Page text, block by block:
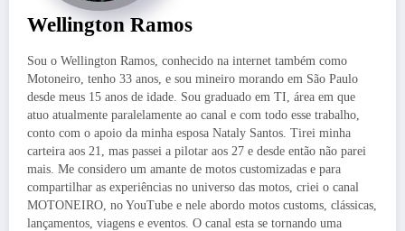
Wellington Ramos
Sou o Wellington Ramos, conhecido na internet também como
Motoneiro, tenho 33 anos, e sou mineiro morando em São Paulo
desde meus 15 anos de idade. Sou graduado em TI, área em que
atuo atualmente paralelamente ao canal e com todo esse trabalho,
conto com o apoio da minha esposa Nataly Santos. Tirei minha
carteira aos 21, mas passei a pilotar aos 27 e desde então não parei
mais. Me considero um amante de motos customizadas e para
compartilhar as experiências no universo das motos, criei o canal
MOTONEIRO, no YouTube e nele abordo motos customs, clássicas,
lançamentos, viagens e eventos. O canal esta se tornando uma